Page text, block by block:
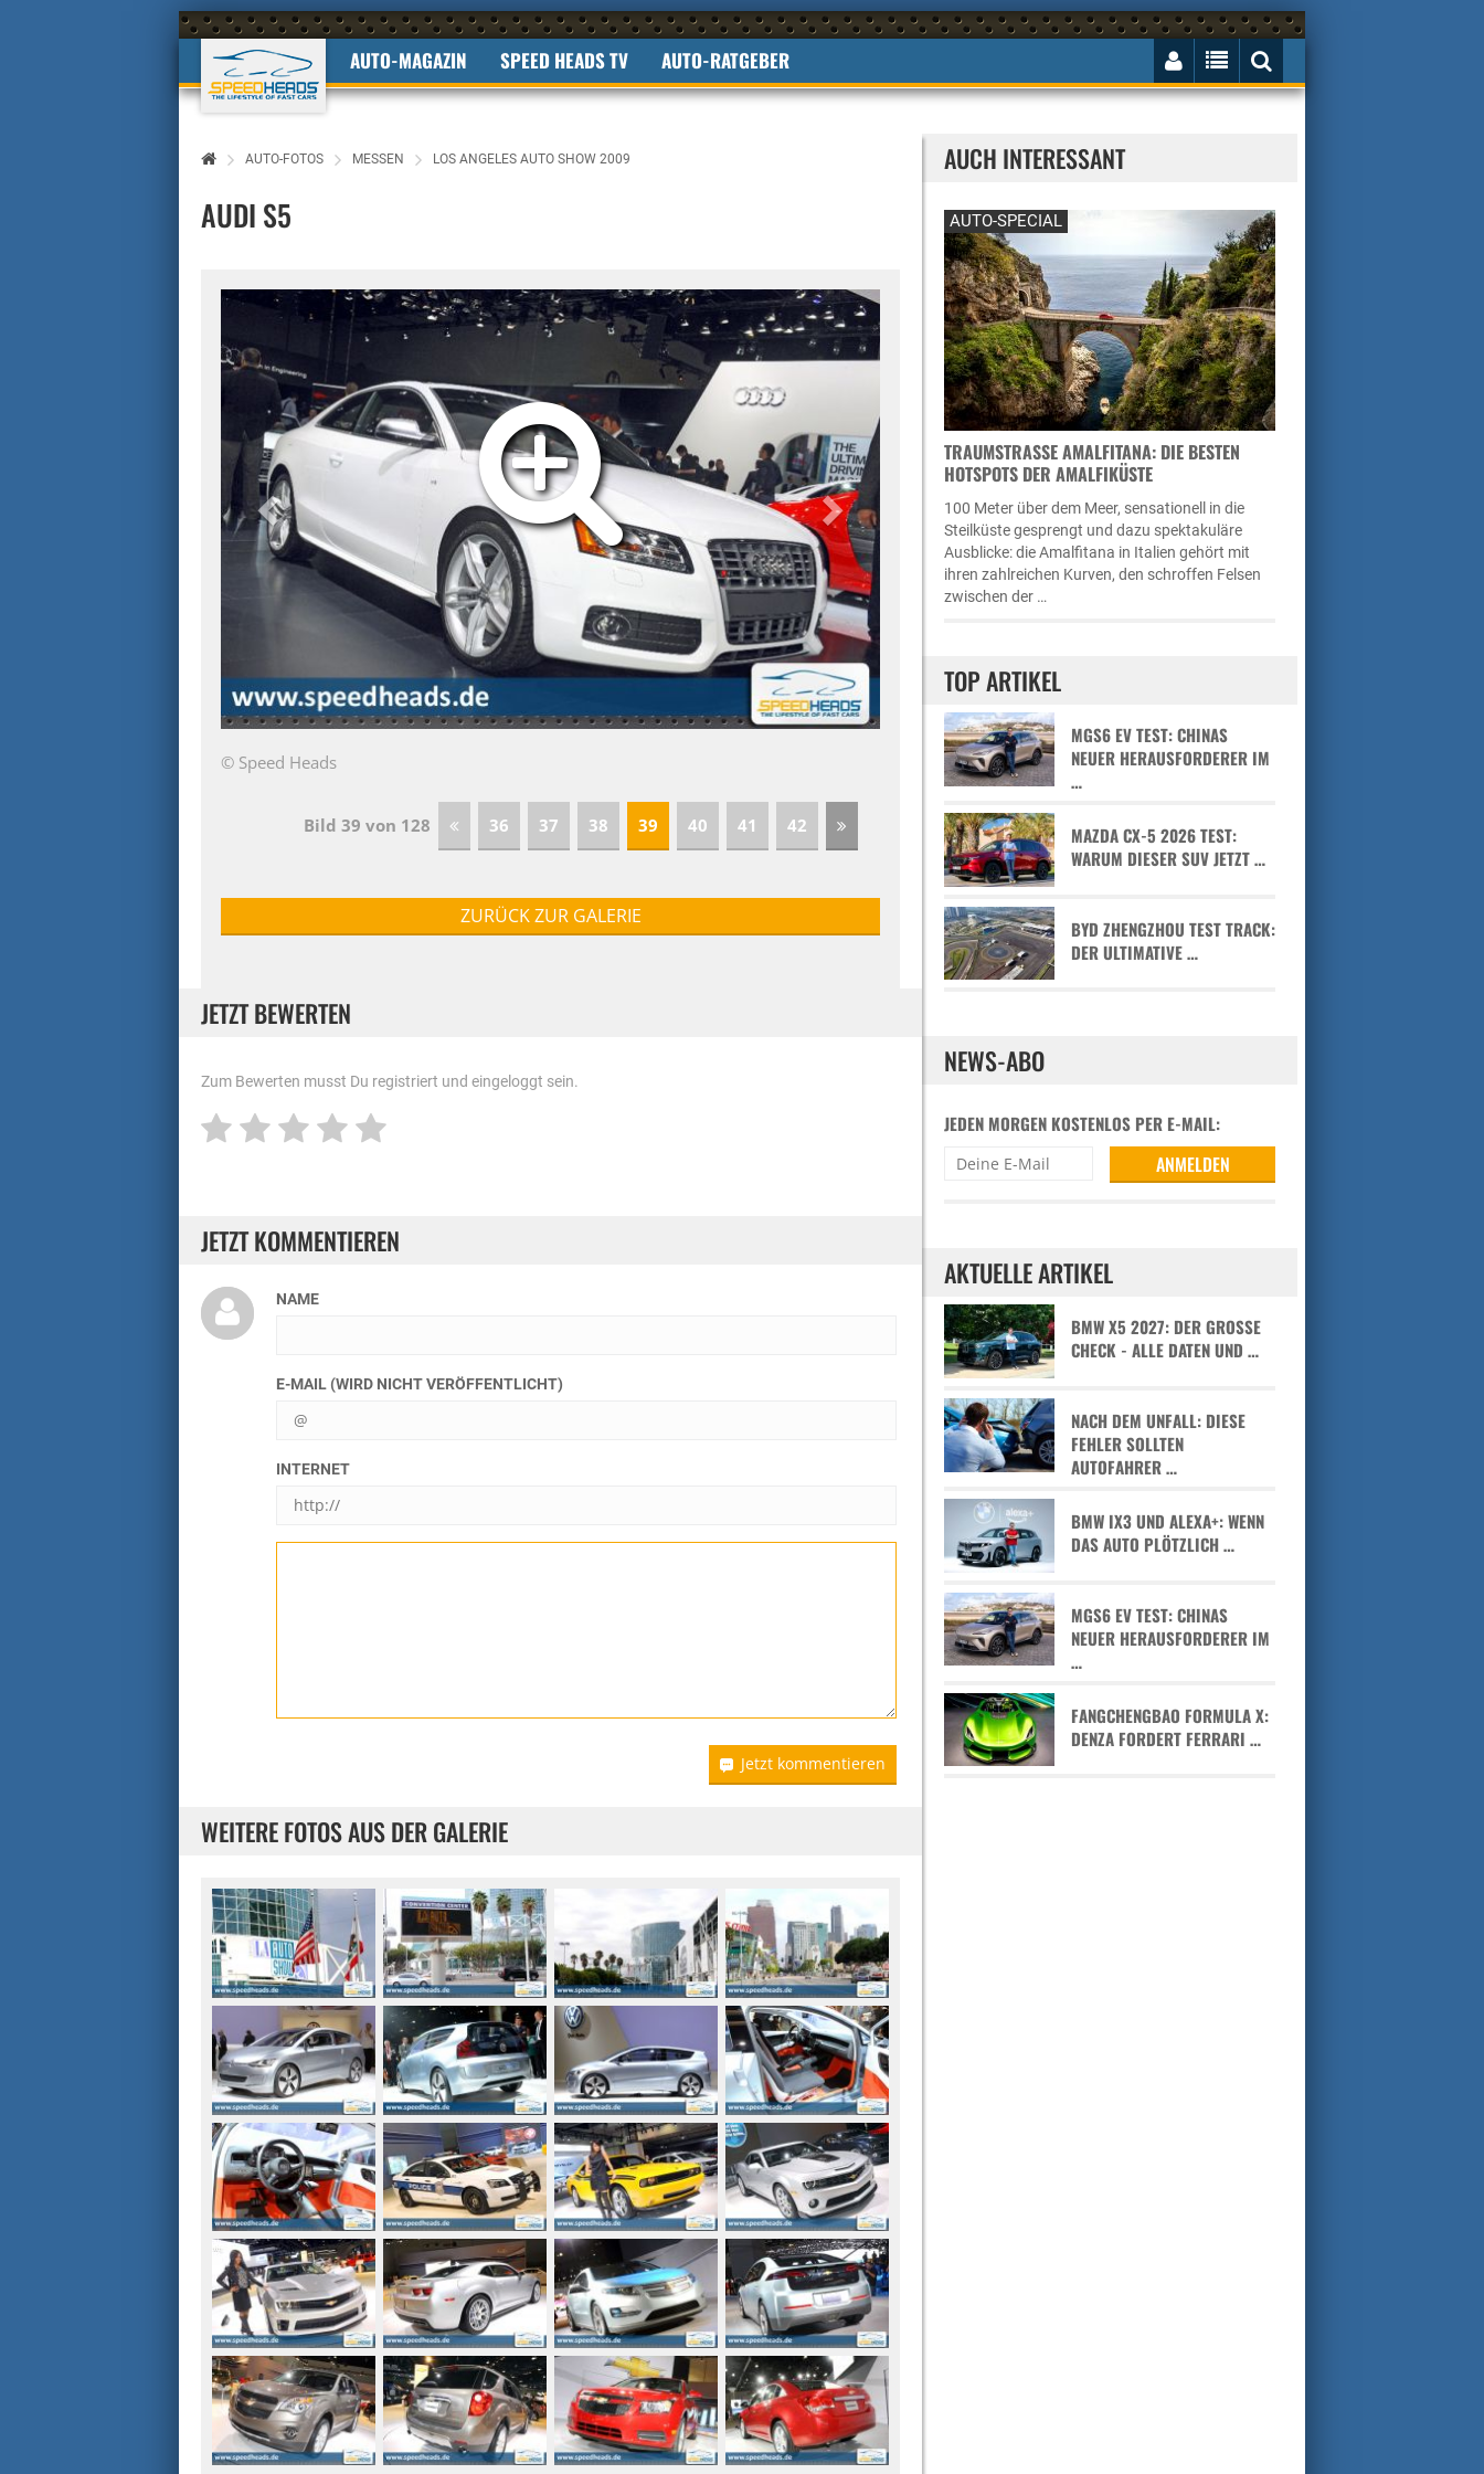
AUTO-MAGAZIN SPEED HEADS TV AUTO-RATGEBER
AUTO-FOTOS MESSEN LOS ANGELES AUTO SHOW 2009
AUDI S5
© Speed Heads
Bild 39 von 128 36 37 38 39 40 41 42
ZURÜCK ZUR GALERIE
JETZT BEWERTEN
Zum Bewerten musst Du registriert und eingeloggt sein.
JETZT KOMMENTIEREN
NAME
E-MAIL (WIRD NICHT VERÖFFENTLICHT)
INTERNET
Jetzt kommentieren
WEITERE FOTOS AUS DER GALERIE
AUCH INTERESSANT
AUTO-SPECIAL
TRAUMSTRASSE AMALFITANA: DIE BESTEN H
OTSPOTS DER AMALFIKÜSTE
100 Meter über dem Meer, sensationell in die
Steilküste gesprengt und dazu spektakuläre
Ausblicke: die Amalfitana in Italien gehört mit
ihren zahlreichen Kurven, den schroffen Felsen
zwischen der …
TOP ARTIKEL
MGS6 EV TEST: CHINAS
NEUER HERAUSFORDERER IM
…
MAZDA CX-5 2026 TEST:
WARUM DIESER SUV JETZT …
BYD ZHENGZHOU TEST TRACK:
DER ULTIMATIVE …
NEWS-ABO
JEDEN MORGEN KOSTENLOS PER E-MAIL:
AKTUELLE ARTIKEL
BMW X5 2027: DER GROSSE C
HECK - ALLE DATEN UND …
NACH DEM UNFALL: DIESE
FEHLER SOLLTEN
AUTOFAHRER …
BMW IX3 UND ALEXA+: WENN
DAS AUTO PLÖTZLICH …
MGS6 EV TEST: CHINAS
NEUER HERAUSFORDERER IM
…
FANGCHENGBAO FORMULA X:
DENZA FORDERT FERRARI …